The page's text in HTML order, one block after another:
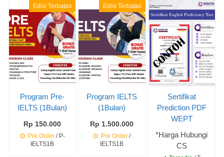
Edisi Terbatas
Program Pre-
IELTS (1Bulan)
Rp 150.000
Pre Order/ P-
IELTS1B
Edisi Terbatas
Program IELTS
(1Bulan)
Rp 1.500.000
Pre Order /
IELTS1B
Sertifikat
Prediction PDF
WEPT
*Harga Hubungi
CS